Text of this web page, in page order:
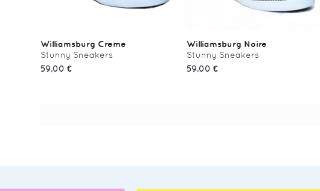
Williamsburg Creme
Stunny Sneakers
59,00 €
Williamsburg Noire
Stunny Sneakers
59,00 €